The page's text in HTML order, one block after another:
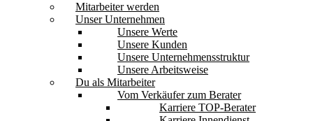
Mitarbeiter werden
Unser Unternehmen
Unsere Werte
Unsere Kunden
Unsere Unternehmensstruktur
Unsere Arbeitsweise
Du als Mitarbeiter
Vom Verkäufer zum Berater
Karriere TOP-Berater